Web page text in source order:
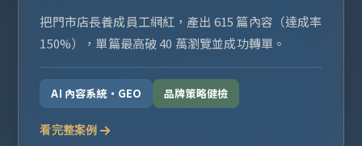
把門市店長養成員工網紅，產出 615 篇內容（達成率
150%），單篇最高破 40 萬瀏覽並成功轉單。
AI 內容系統・GEO 品牌策略健檢
看完整案例